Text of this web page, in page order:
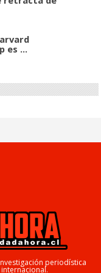
es ...
periodística